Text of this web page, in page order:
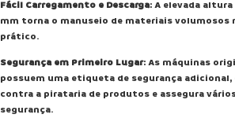
Fácil Carregamento e Descarga: A elevada
mm torna o manuseio de materiais volumosos
prático.
Segurança em Primeiro Lugar: As máquinas
possuem uma etiqueta de segurança
contra a pirataria de produtos e assegura
segurança.